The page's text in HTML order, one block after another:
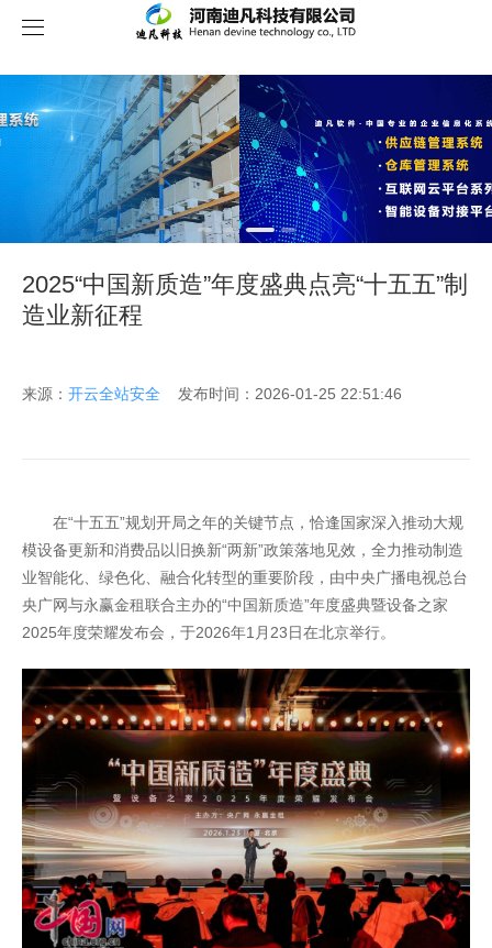
关于我们
2025“中国新质造”年度盛典点亮“十五五”制
造业新征程
来源： 开云全站安全 发布时间：2026-01-25 22:51:46
在“十五五”规划开局之年的关键节点，恰逢国家深入推动大规
模设备更新和消费品以旧换新“两新”政策落地见效，全力推动制造
业智能化、绿色化、融合化转型的重要阶段，由中央广播电视总台
央广网与永赢金租联合主办的“中国新质造”年度盛典暨设备之家
2025年度荣耀发布会，于2026年1月23日在北京举行。